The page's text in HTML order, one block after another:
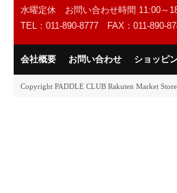
水曜定休 お問い合わせ時間 11:00～
TEL：011-890-8777 FAX：011-890-
会社概要 お問い合わせ ショッピ
Copyright PADDLE CLUB Rakuten Market